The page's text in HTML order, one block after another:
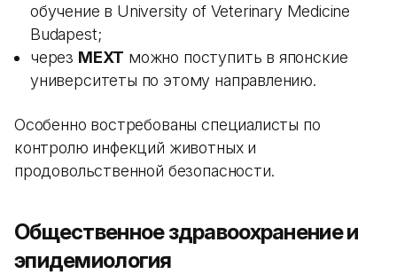
обучение в University of Veterinary Medicine
Budapest;
через MEXT можно поступить в японские
университеты по этому направлению.
Особенно востребованы специалисты по
контролю инфекций животных и
продовольственной безопасности.
Общественное здравоохранение и
эпидемиология